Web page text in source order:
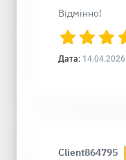
Відмінно!
Дата: 14.04.2026
Client864795